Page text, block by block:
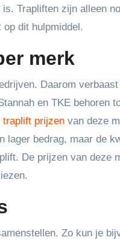
Trapliften zijn alleen
dit hulpmiddel.
merk
Daarom
en TKE behoren
traplift prijzen van deze
lager bedrag, maar de
De prijzen van deze
Zo kun je